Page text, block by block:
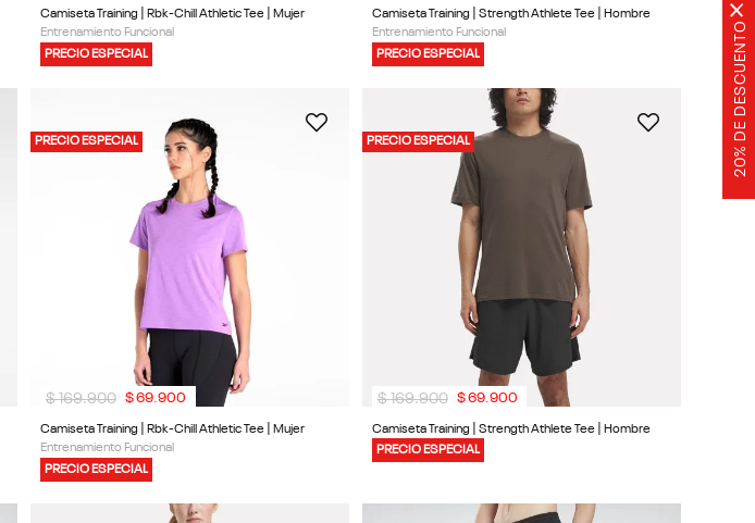
20% DE DESCUENTO
×
Camiseta Training | Rbk-Chill Athletic Tee | Mujer
Entrenamiento Funcional
PRECIO ESPECIAL
Camiseta Training | Strength Athlete Tee | Hombre
Entrenamiento Funcional
PRECIO ESPECIAL
PRECIO ESPECIAL
Camiseta Training | Rbk-Chill Athletic Tee | Mujer
Entrenamiento Funcional
PRECIO ESPECIAL
$ 169.900 $69.900
PRECIO ESPECIAL
Camiseta Training | Strength Athlete Tee | Hombre
PRECIO ESPECIAL
$ 169.900 $69.900